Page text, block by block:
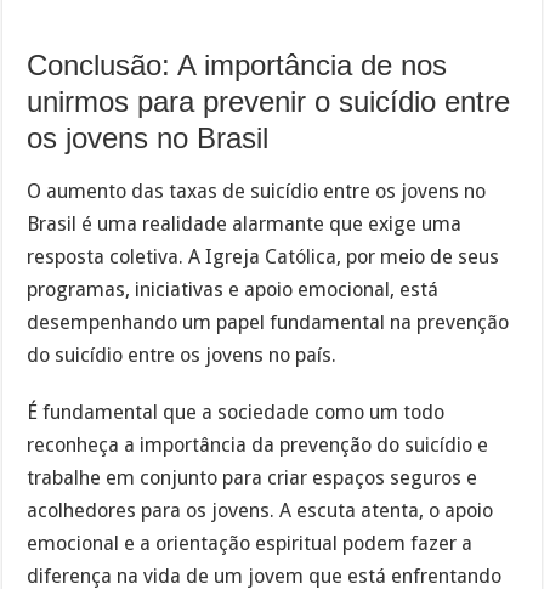
Conclusão: A importância de nos
unirmos para prevenir o suicídio entre
os jovens no Brasil
O aumento das taxas de suicídio entre os jovens no
Brasil é uma realidade alarmante que exige uma
resposta coletiva. A Igreja Católica, por meio de seus
programas, iniciativas e apoio emocional, está
desempenhando um papel fundamental na prevenção
do suicídio entre os jovens no país.
É fundamental que a sociedade como um todo
reconheça a importância da prevenção do suicídio e
trabalhe em conjunto para criar espaços seguros e
acolhedores para os jovens. A escuta atenta, o apoio
emocional e a orientação espiritual podem fazer a
diferença na vida de um jovem que está enfrentando